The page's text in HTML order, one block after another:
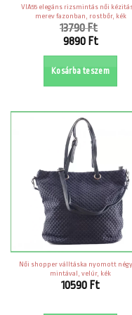
VIA55 elegáns rizsmintás női
merev fazonban, rostbőr, kék
13790Ft
Original
13790 Ft.
9890 Ft
Current
price
is:
9890 Ft.
Kosárba teszem
Női shopper válltáska nyomott
mintával, velúr, kék
10590 Ft